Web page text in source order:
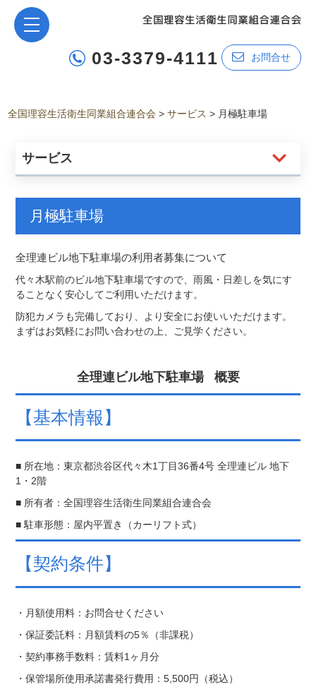
03-3379-4111 お問合せ
全国理容生活衛生同業組合連合会 >サービス > 月極駐車場
サービス
月極駐車場
全理連ビル地下駐車場の利用者募集について
代々木駅前のビル地下駐車場ですので、雨風・日差しを気にす
ることなく安心してご利用いただけます。
防犯カメラも完備しており、より安全にお使いいただけます。
まずはお気軽にお問い合わせの上、ご見学ください。
全理連ビル地下駐車場 概要
【基本情報】
■ 所在地：東京都渋谷区代々木1丁目36番4号 全理連ビル 地下
1・2階
■ 所有者：全国理容生活衛生同業組合連合会
■ 駐車形態：屋内平置き（カーリフト式）
【契約条件】
・月額使用料：お問合せください
・保証委託料：月額賃料の5％（非課税）
・契約事務手数料：賃料1ヶ月分
・保管場所使用承諾書発行費用：5,500円（税込）